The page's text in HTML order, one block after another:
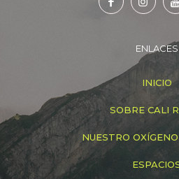
ENLACES
INICIO
SOBRE CALI
NUESTRO